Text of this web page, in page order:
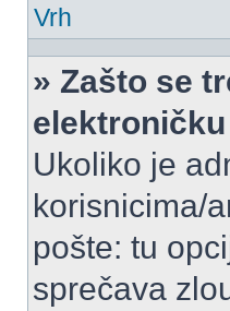
Vrh
» Zašto se
Ukoliko je
korisnicima/
pošte: tu
sprečava